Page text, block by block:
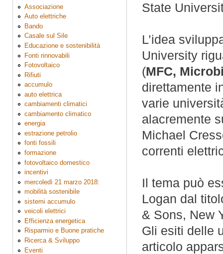
Associazione
Auto elettriche
Bando
Casale sul Sile
Educazione e sostenibilità
Fonti rinnovabili
Fotovoltaico
Rifiuti
accumulo
auto elettrica
cambiamenti climatici
cambiamento climatico
energia
estrazione petrolio
fonti fossili
formazione
fotovoltaico domestico
incentivi
mercoledì 21 marzo 2018:
mobilità sostenibile
sistemi accumulo
veicoli elettrici
Efficienza energetica
Risparmio e Buone pratiche
Ricerca & Sviluppo
Eventi
State
L’idea
University
(MFC,
direttamente
varie
alacremente
Michael
correnti
Il tema può
Logan dal
& Sons, New
Gli esiti delle
articolo